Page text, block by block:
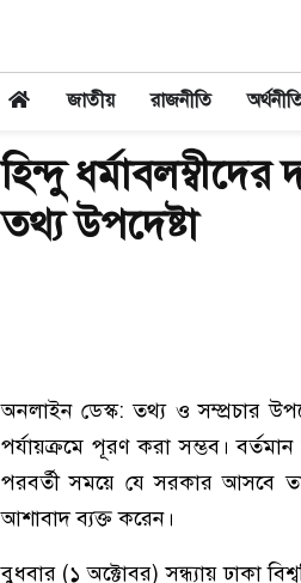
জাতীয় রাজনীতি
হিন্দু
তথ্য উপদেষ্টা
অনলাইন ডেস্ক: তথ্য ও সম্প্রচার
পর্যায়ক্রমে পূরণ করা সম্ভব। বর্তমান
পরবর্তী সময়ে যে সরকার আসবে
আশাবাদ ব্যক্ত করেন।
বুধবার (১ অক্টোবর) সন্ধ্যায় ঢাকা